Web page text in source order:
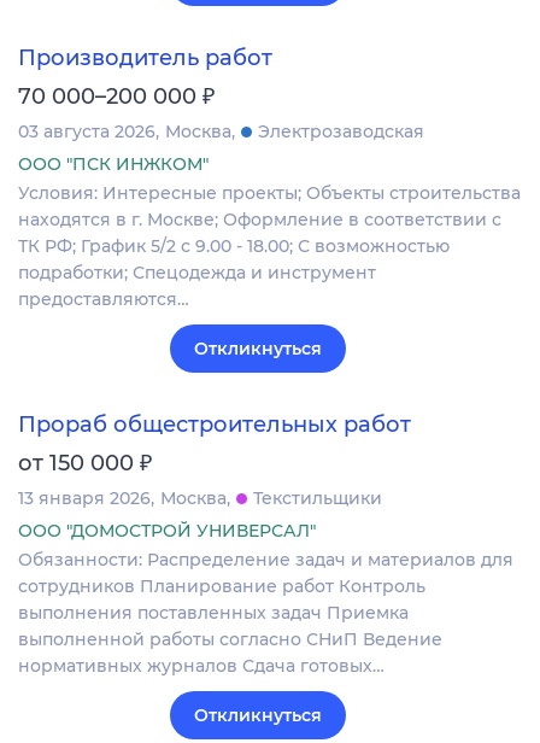
Производитель работ
70 000–200 000 ₽
03 августа 2026 Москва
Электрозаводская
ООО "ПСК ИНЖКОМ"
Условия: Интересные проекты; Объекты строительства
находятся в г. Москве; Оформление в соответствии с
ТК РФ; График 5/2 с 9.00 - 18.00; С возможностью
подработки; Спецодежда и инструмент
предоставляются…
Откликнуться
Прораб общестроительных работ
от 150 000 ₽
13 января 2026 Москва
Текстильщики
ООО "ДОМОСТРОЙ УНИВЕРСАЛ"
Обязанности: Распределение задач и материалов для
сотрудников Планирование работ Контроль
выполнения поставленных задач Приемка
выполненной работы согласно СНиП Ведение
нормативных журналов Сдача готовых…
Откликнуться